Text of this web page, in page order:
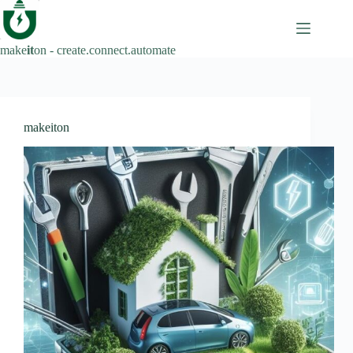
Zum
Inhalt
springen
makeiton - create.connect.automate
makeiton